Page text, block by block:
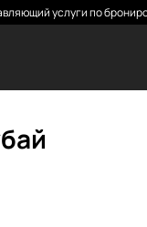
услуги по